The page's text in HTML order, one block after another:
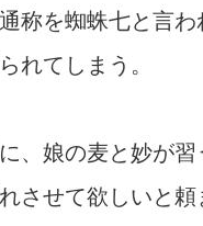
称を蜘蛛七と言
れてしまう。
、娘の麦と妙が
させて欲しいと